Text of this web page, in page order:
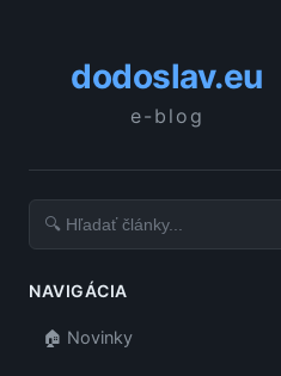
dodoslav.eu
e-blog
NAVIGÁCIA
🏠 Novinky